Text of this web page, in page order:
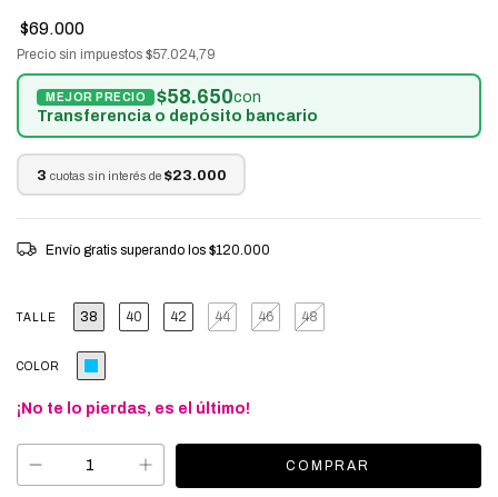
$69.000
3 cuotas sin interés de $23.000
Precio sin impuestos $57.024,79
$58.650con
Transferencia o depósito bancario
Envío gratis superando los $120.000
TALLE 38 40 42 44 46 48
COLOR
¡No te lo pierdas, es el último!